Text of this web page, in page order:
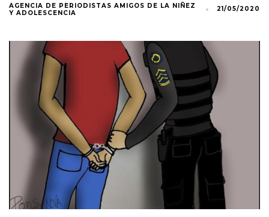
AGENCIA DE PERIODISTAS AMIGOS DE LA NIÑEZ
Y ADOLESCENCIA
21/05/2020